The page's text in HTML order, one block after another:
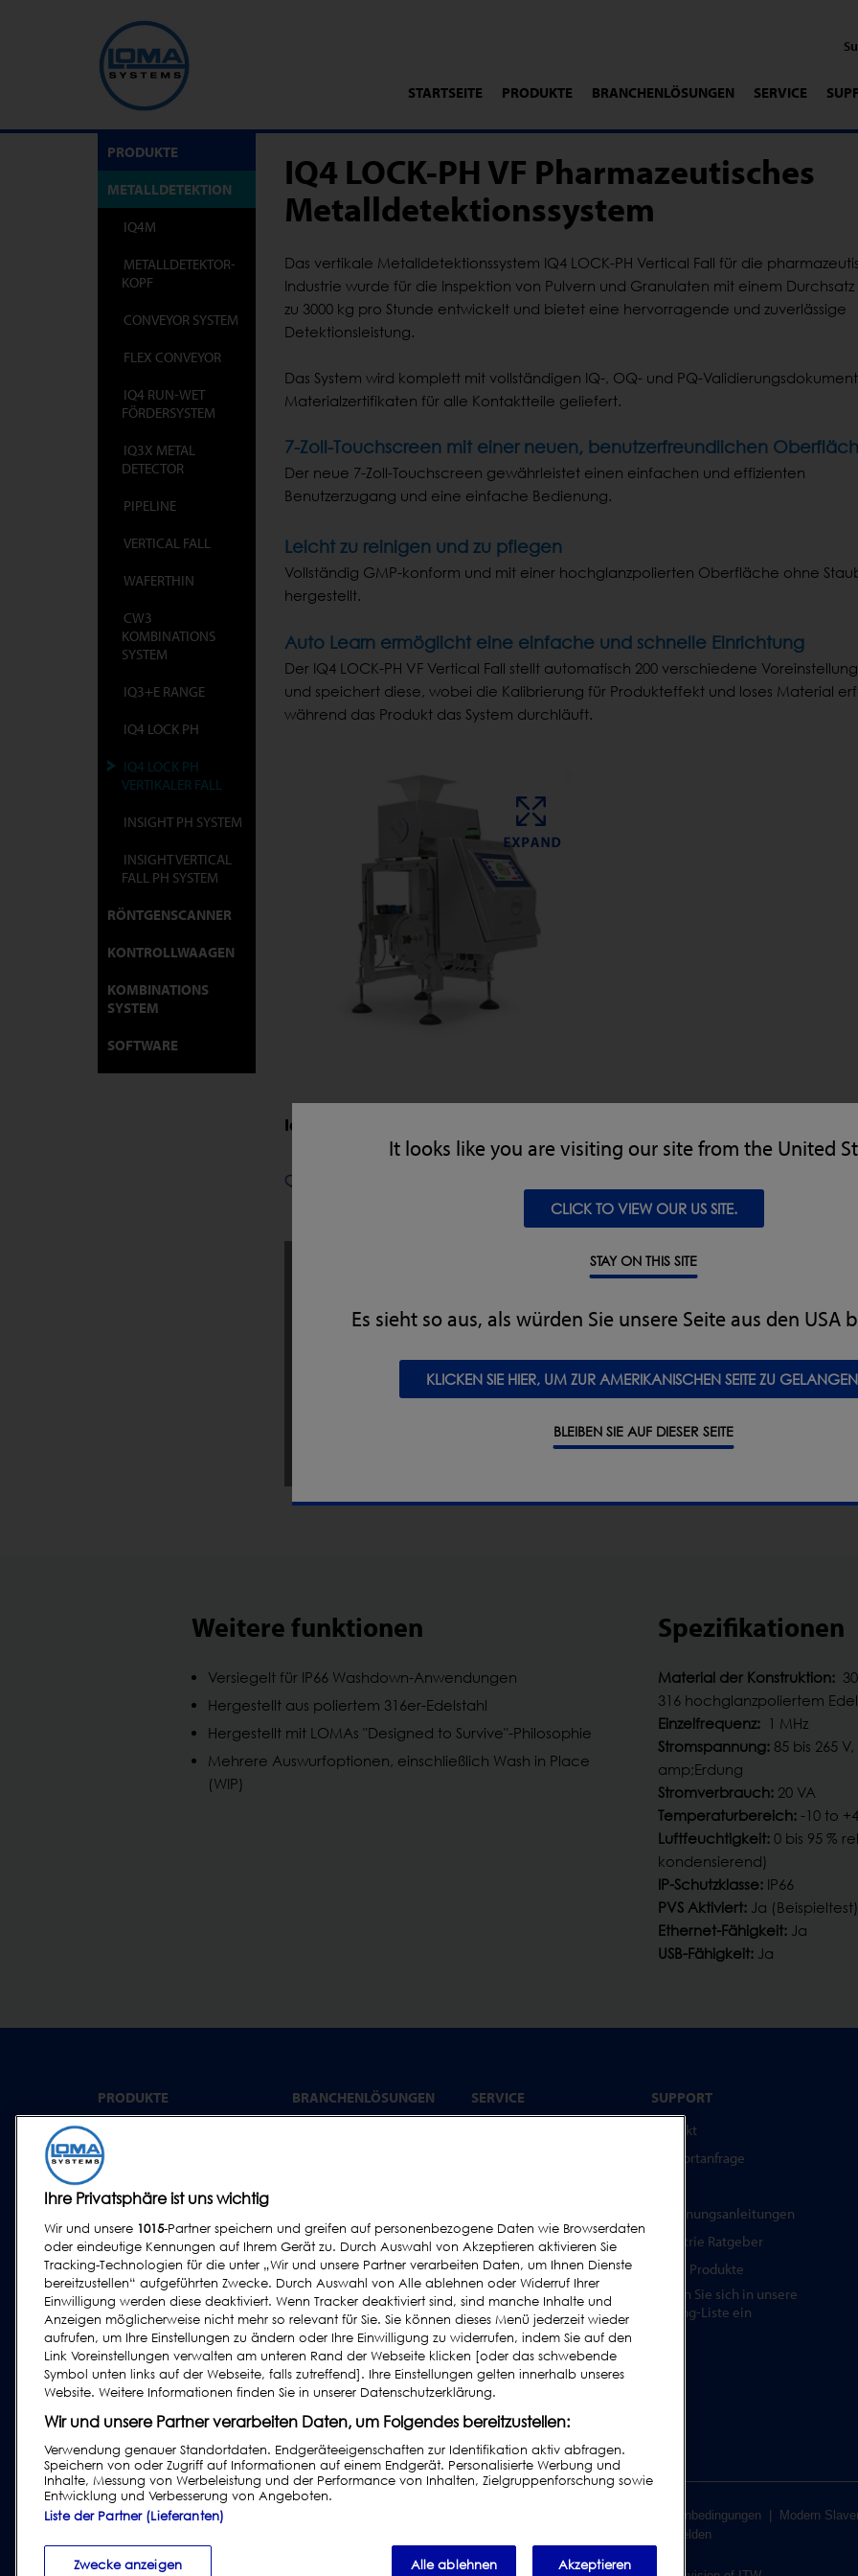
STARTSEITE PRODUKTE BRANCHENLÖSUNGEN SERVICE
It looks like you are visiting our site from the United
CLICK TO VIEW OUR US SITE.
STAY ON THIS SITE
Es sieht so aus, als würden Sie unsere Seite aus den USA
KLICKEN SIE HIER, UM ZUR AMERIKANISCHEN SEITE ZU
BLEIBEN SIE AUF DIESER SEITE
IQ4 LOCK-PH VF Pharmazeutisches
Metalldetektionssystem
Das vertikale Metalldetektionssystem IQ4 LOCK-PH Vertical Fall für die
Industrie wurde für die Inspektion von Pulvern und Granulaten mit einem Durchsatz
zu 3000 kg pro Stunde entwickelt und bietet eine hervorragende und zuverlässige
Detektionsleistung.
Das System wird komplett mit vollständigen IQ-, OQ- und PQ-
Materialzertifikaten für alle Kontaktteile geliefert.
7-Zoll-Touchscreen mit einer neuen, benutzerfreundlichen
Der neue 7-Zoll-Touchscreen gewährleistet einen einfachen und effizienten
Benutzerzugang und eine einfache Bedienung.
Leicht zu reinigen und zu pflegen
Vollständig GMP-konform und mit einer hochglanzpolierten Oberfläche ohne
hergestellt.
Auto Learn ermöglicht eine einfache und schnelle Einrichtung
Der IQ4 LOCK-PH VF Vertical Fall stellt automatisch 200 verschiedene
und speichert diese, wobei die Kalibrierung für Produkteffekt und loses Material
während das Produkt das System durchläuft.
Ideal für diese Industriesektoren:
Laden Sie das IQ4 LOCK-PH VF
Pharmazeutisches Metalldetektionssystem
PRODUKTE
METALLDETEKTION
IQ4M
METALLDETEKTOR-
KOPF
CONVEYOR SYSTEM
FLEX CONVEYOR
IQ4 RUN-WET
FÖRDERSYSTEM
IQ3X METAL
DETECTOR
PIPELINE
VERTICAL FALL
WAFERTHIN
CW3
KOMBINATIONS
SYSTEM
IQ3+E RANGE
IQ4 LOCK PH
IQ4 LOCK PH
VERTIKALER FALL
INSIGHT PH SYSTEM
INSIGHT VERTICAL
FALL PH SYSTEM
RÖNTGENSCANNER
KONTROLLWAAGEN
KOMBINATIONS
SYSTEM
SOFTWARE
Weitere funktionen
Versiegelt für IP66 Washdown-Anwendungen
Hergestellt aus poliertem 316er-Edelstahl
Hergestellt mit LOMAs "Designed to Survive"-Philosophie
Mehrere Auswurfoptionen, einschließlich Wash in Place
(WIP)
Spezifikationen
Material der Konstruktion:
316 hochglanzpoliertem
Einzelfrequenz: 1 MHz
Stromspannung: 85 bis 265
amp;Erdung
Stromverbrauch: 20 VA
Temperaturbereich: -10 to
Luftfeuchtigkeit: 0 bis 95 %
kondensierend)
IP-Schutzklasse: IP66
PVS Aktiviert: Ja (Beispieltest)
Ethernet-Fähigkeit: Ja
USB-Fähigkeit: Ja
PRODUKTE
Röntgenscanner
Kombinations System
Software
BRANCHENLÖSUNGEN
Fleisch, Geflügel und
Fisch
Süsswaren und Snacks
Trocken- und
Getreideprodukte
Andere Lebensmittel
und Getränke
Obst und Gemüse
Pharmazeutika &
Nutrazeutika
SERVICE
Upgrades / Überholung
SUPPORT
Kontakt
Supportanfrage
Bedienungsanleitungen
Industrie Ratgeber
ältere Produkte
Tragen Sie sich in unsere
Mailing-Liste ein
Impressum| Lieferantenbedingungen | Modern
Verhaltenskodex melden
Ihre Privatsphäre ist uns wichtig
Wir und unsere 1015-Partner speichern und greifen auf personenbezogene Daten wie Browserdaten
oder eindeutige Kennungen auf Ihrem Gerät zu. Durch Auswahl von Akzeptieren aktivieren Sie
Tracking-Technologien für die unter „Wir und unsere Partner verarbeiten Daten, um Ihnen Dienste
bereitzustellen“ aufgeführten Zwecke. Durch Auswahl von Alle ablehnen oder Widerruf Ihrer
Einwilligung werden diese deaktiviert. Wenn Tracker deaktiviert sind, sind manche Inhalte und
Anzeigen möglicherweise nicht mehr so relevant für Sie. Sie können dieses Menü jederzeit wieder
aufrufen, um Ihre Einstellungen zu ändern oder Ihre Einwilligung zu widerrufen, indem Sie auf den
Link Voreinstellungen verwalten am unteren Rand der Webseite klicken [oder das schwebende
Symbol unten links auf der Webseite, falls zutreffend]. Ihre Einstellungen gelten innerhalb unseres
Website. Weitere Informationen finden Sie in unserer Datenschutzerklärung.
Wir und unsere Partner verarbeiten Daten, um Folgendes bereitzustellen:
Verwendung genauer Standortdaten. Endgeräteeigenschaften zur Identifikation aktiv abfragen.
Speichern von oder Zugriff auf Informationen auf einem Endgerät. Personalisierte Werbung und
Inhalte, Messung von Werbeleistung und der Performance von Inhalten, Zielgruppenforschung sowie
Entwicklung und Verbesserung von Angeboten.
Liste der Partner (Lieferanten)
Zwecke anzeigen Alle ablehnen Akzeptieren